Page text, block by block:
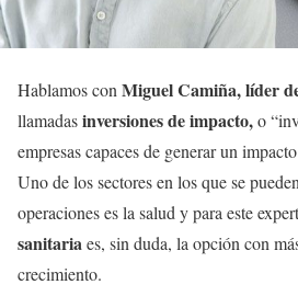
Hablamos conMiguel Camiña, líder
llamadasinversiones de impacto,o
empresas capaces de generar un
Uno de los sectores en los que se
operaciones es la salud y para este
sanitariaes, sin duda, la opción con
crecimiento.